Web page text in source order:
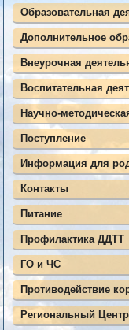
Образовательная
Дополнительное
Внеурочная
Воспитательная
Научно-
Поступление
Информация для
Контакты
Питание
Профилактика ДДТТ
ГО и ЧС
Противодействие
Региональный